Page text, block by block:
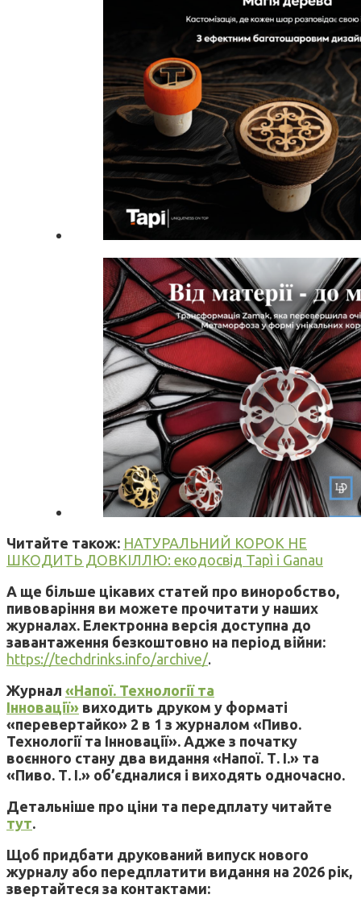
Читайте також: НАТУРАЛЬНИЙ КОРОК НЕ
ШКОДИТЬ ДОВКІЛЛЮ: екодосвід Tapì і Ganau
А ще більше цікавих статей про виноробство,
пивоваріння ви можете прочитати у наших
журналах. Електронна версія доступна до
завантаження безкоштовно на період війни:
https://techdrinks.info/archive/.
Журнал «Напої. Технології та
Інновації» виходить друком у форматі
«перевертайко» 2 в 1 з журналом «Пиво.
Технології та Інновації». Адже з початку
воєнного стану два видання «Напої. Т. І.» та
«Пиво. Т. І.» об’єдналися і виходять одночасно.
Детальніше про ціни та передплату читайте
тут.
Щоб придбати друкований випуск нового
журналу або передплатити видання на 2026 рік,
звертайтеся за контактами: